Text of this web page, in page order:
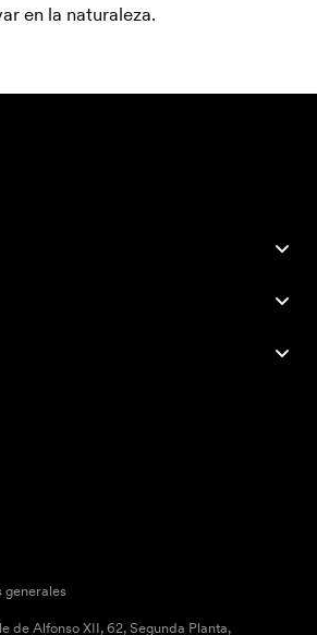
en la naturaleza.
generales
de Alfonso XII, 62, Segunda Planta,